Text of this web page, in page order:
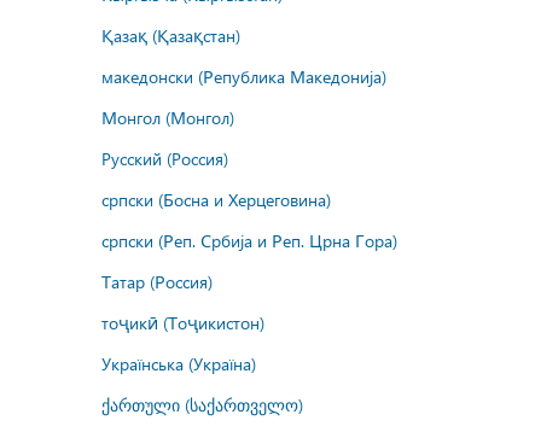
Қазақ (Қазақстан)
македонски (Република Македонија)
Монгол (Монгол)
Русский (Россия)
српски (Босна и Херцеговина)
српски (Реп. Србија и Реп. Црна Гора)
Татар (Россия)
тоҷикӣ (Тоҷикистон)
Українська (Україна)
ქართული (საქართველო)